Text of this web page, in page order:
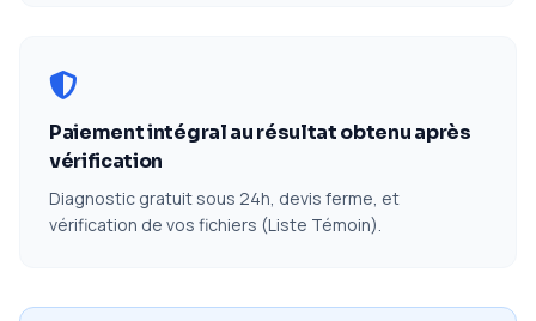
Paiement intégral au résultat obtenu après
vérification
Diagnostic gratuit sous 24h, devis ferme, et
vérification de vos fichiers (Liste Témoin).